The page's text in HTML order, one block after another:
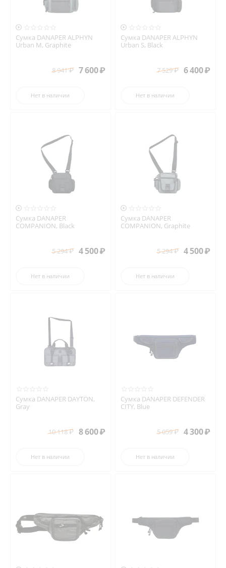

Сумка DANAPER ALPHYN
Urban M, Graphite
8 941₽ 7 600₽
Нет в наличии

Сумка DANAPER ALPHYN
Urban S, Black
7 529₽ 6 400₽
Нет в наличии

Сумка DANAPER
COMPANION, Black
5 294₽ 4 500₽
Нет в наличии

Сумка DANAPER
COMPANION, Graphite
5 294₽ 4 500₽
Нет в наличии
Сумка DANAPER DAYTON,
Gray
10 118₽ 8 600₽
Нет в наличии
Сумка DANAPER DEFENDER
CITY, Blue
5 059₽ 4 300₽
Нет в наличии